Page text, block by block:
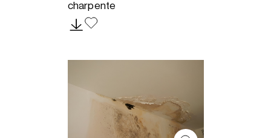
charpente